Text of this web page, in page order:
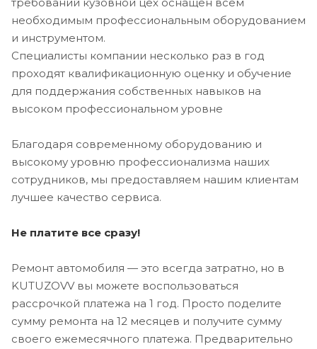
требований кузовной цех оснащен всем
необходимым профессиональным оборудованием
и инструментом.
Специалисты компании несколько раз в год
проходят квалификационную оценку и обучение
для поддержания собственных навыков на
высоком профессиональном уровне
Благодаря современному оборудованию и
высокому уровню профессионализма наших
сотрудников, мы предоставляем нашим клиентам
лучшее качество сервиса.
Не платите все сразу!
Ремонт автомобиля — это всегда затратно, но в
KUTUZOVV вы можете воспользоваться
рассрочкой платежа на 1 год. Просто поделите
сумму ремонта на 12 месяцев и получите сумму
своего ежемесячного платежа. Предварительно